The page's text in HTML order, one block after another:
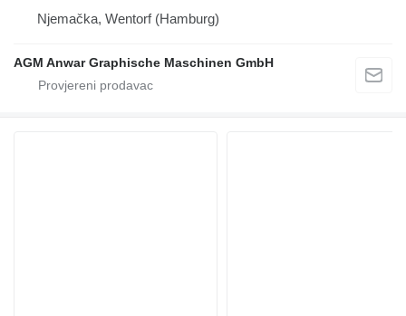
Njemačka, Wentorf (Hamburg)
AGM Anwar Graphische Maschinen GmbH